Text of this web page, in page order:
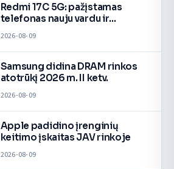
Redmi 17C 5G: pažįstamas
telefonas nauju vardu ir
2026-08-09
Samsung didina DRAM rinkos
atotrūkį 2026 m. II ketv.
2026-08-09
Apple padidino įrenginių
keitimo įskaitas JAV rinkoje
2026-08-09